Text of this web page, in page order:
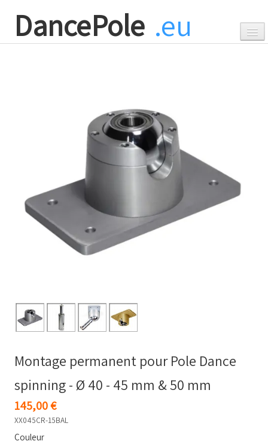
DancePole .eu
Barre de pole dance▼
Accessoires▼
Promotions
Montage permanent pour Pole Dance
spinning - Ø 40 - 45 mm & 50 mm
145,00 €
XX045CR-15BAL
Couleur